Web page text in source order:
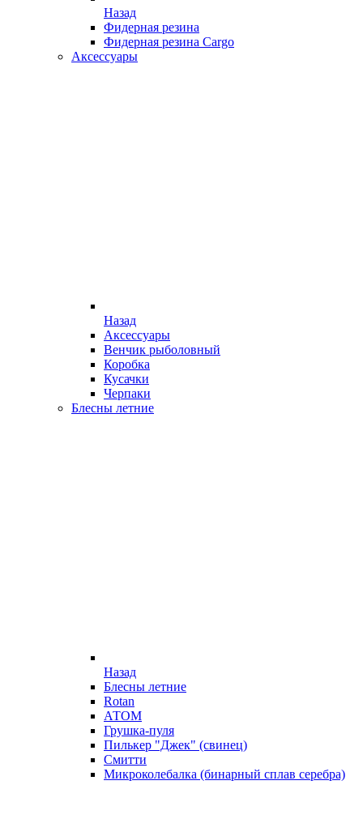
Назад
Фидерная резина
Фидерная резина Cargo
Аксессуары
Назад
Аксессуары
Венчик рыболовный
Коробка
Кусачки
Черпаки
Блесны летние
Назад
Блесны летние
Rotan
АТОМ
Грушка-пуля
Пилькер "Джек" (свинец)
Смитти
Микроколебалка (бинарный сплав серебра)